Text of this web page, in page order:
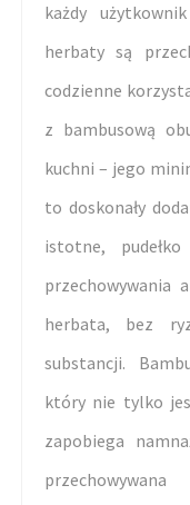
każdy
herbaty są
codzienne
z bambusową
kuchni – jego
to doskonały
istotne,
przechowywania
herbata, bez
substancji.
który nie tylko
zapobiega